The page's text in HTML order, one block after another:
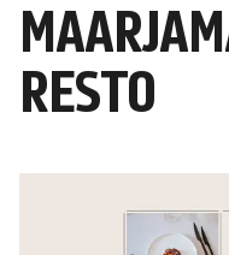
RESTO